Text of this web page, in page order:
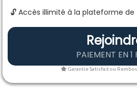
🔓 Accès illimité à la plateforme
PAIEMENT EN 1
Garantie Satisfait ou